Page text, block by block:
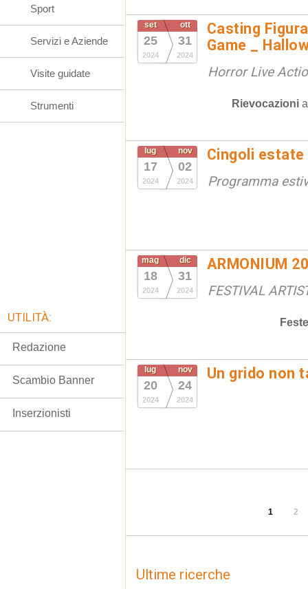
set
25
2024
ott
31
2024
Casting
Game _
Horror Live
Rievocazioni
lug
17
2024
nov
02
2024
Cingoli estate
Programma
mag
18
2024
dic
31
2024
ARMONIUM
FESTIVAL
Feste
lug
20
2024
nov
24
2024
Un grido non
1 2
Ultime ricerche
Sport
Servizi e Aziende
Visite guidate
Strumenti
UTILITÀ:
Redazione
Scambio Banner
Inserzionisti